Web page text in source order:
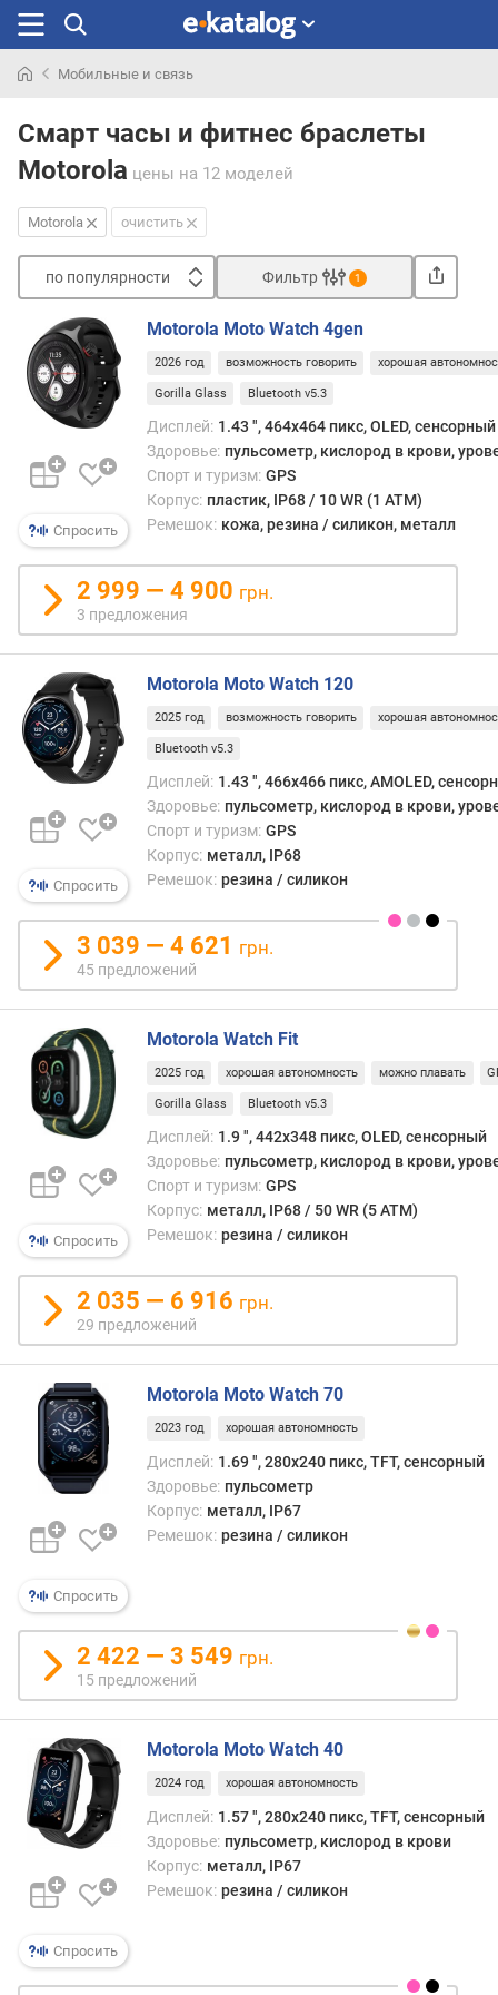
раньше
Мобильные и связь
Смарт часы и фитнес браслеты
Motorola цены на 12 моделей
Motorola очистить
по популярности
п
о
п
о
у
л
р
н
с
о
т
д
е
ш
е
в
х
к
д
о
р
о
и
м
о
т
о
г
и
х
к
д
е
ш
е
в
ы
м
п
о
т
з
ы
в
а
м
п
о
д
а
е
д
б
а
Фильтр 1
Спросить
Motorola Moto Watch 4gen
2026 год возможность говорить хорошая
Gorilla Glass Bluetooth v5.3
Дисплей: 1.43 ", 464x464 пикс, OLED, сенсорный
Здоровье: пульсометр, кислород в крови,
Спорт и туризм: GPS
Корпус: пластик, IP68 / 10 WR (1 ATM)
Ремешок: кожа, резина / силикон, металл
2 999 — 4 900 грн.
3 предложения
Спросить
Motorola Moto Watch 120
2025 год возможность говорить хорошая
Bluetooth v5.3
Дисплей: 1.43 ", 466x466 пикс, AMOLED,
Здоровье: пульсометр, кислород в крови,
Спорт и туризм: GPS
Корпус: металл, IP68
Ремешок: резина / силикон
3 039 — 4 621 грн.
45 предложений
Спросить
Motorola Watch Fit
2025 год хорошая автономность можно плавать
Gorilla Glass Bluetooth v5.3
Дисплей: 1.9 ", 442x348 пикс, OLED, сенсорный
Здоровье: пульсометр, кислород в крови,
Спорт и туризм: GPS
Корпус: металл, IP68 / 50 WR (5 ATM)
Ремешок: резина / силикон
2 035 — 6 916 грн.
29 предложений
Спросить
Motorola Moto Watch 70
2023 год хорошая автономность
Дисплей: 1.69 ", 280x240 пикс, TFT, сенсорный
Здоровье: пульсометр
Корпус: металл, IP67
Ремешок: резина / силикон
2 422 — 3 549 грн.
15 предложений
Спросить
Motorola Moto Watch 40
2024 год хорошая автономность
Дисплей: 1.57 ", 280x240 пикс, TFT, сенсорный
Здоровье: пульсометр, кислород в крови
Корпус: металл, IP67
Ремешок: резина / силикон